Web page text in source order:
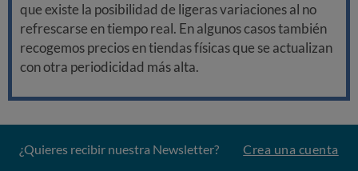
que existe la posibilidad de ligeras variaciones al no
refrescarse en tiempo real. En algunos casos también
recogemos precios en tiendas físicas que se actualizan
con otra periodicidad más alta.
¿Quieres recibir nuestra Newsletter? Crea una cuenta